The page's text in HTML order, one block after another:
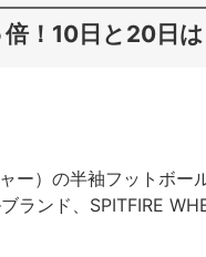
！10日と20日は
）の半袖フットボー
ランド、SPITFIRE